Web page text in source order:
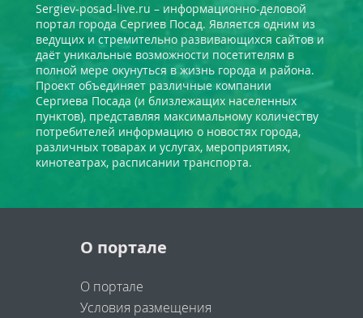
Sergiev-posad-live.ru – информационно-деловой
портал города Сергиев Посад. Является одним из
ведущих и стремительно развивающихся сайтов и
даёт уникальные возможности посетителям в
полной мере окунуться в жизнь города и района.
Проект объединяет различные компании
Сергиева Посада (и близлежащих населенных
пунктов), представляя максимальному количеству
потребителей информацию о новостях города,
различных товарах и услугах, мероприятиях,
кинотеатрах, расписании транспорта.
О портале
О портале
Условия размещения